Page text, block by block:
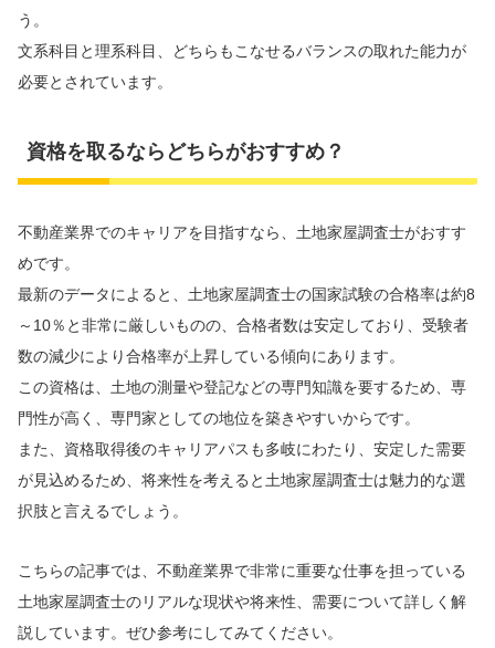
う。
文系科目と理系科目、どちらもこなせるバランスの取れた能力が
必要とされています。
資格を取るならどちらがおすすめ？
不動産業界でのキャリアを目指すなら、土地家屋調査士がおすす
めです。
最新のデータによると、土地家屋調査士の国家試験の合格率は約8
～10％と非常に厳しいものの、合格者数は安定しており、受験者
数の減少により合格率が上昇している傾向にあります。
この資格は、土地の測量や登記などの専門知識を要するため、専
門性が高く、専門家としての地位を築きやすいからです。
また、資格取得後のキャリアパスも多岐にわたり、安定した需要
が見込めるため、将来性を考えると土地家屋調査士は魅力的な選
択肢と言えるでしょう。
こちらの記事では、不動産業界で非常に重要な仕事を担っている
土地家屋調査士のリアルな現状や将来性、需要について詳しく解
説しています。ぜひ参考にしてみてください。